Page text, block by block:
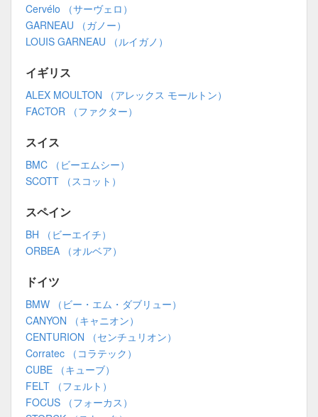
Cervélo （サーヴェロ）
GARNEAU （ガノー）
LOUIS GARNEAU （ルイガノ）
イギリス
ALEX MOULTON （アレックス モールトン）
FACTOR （ファクター）
スイス
BMC （ビーエムシー）
SCOTT （スコット）
スペイン
BH （ビーエイチ）
ORBEA （オルベア）
ドイツ
BMW （ビー・エム・ダブリュー）
CANYON （キャニオン）
CENTURION （センチュリオン）
Corratec （コラテック）
CUBE （キューブ）
FELT （フェルト）
FOCUS （フォーカス）